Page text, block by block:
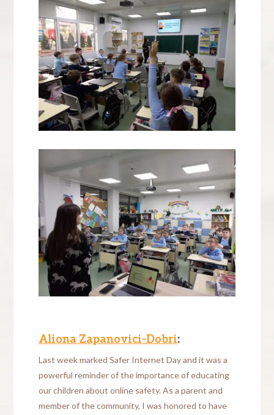
Aliona Zapanovici-Dobri:
Last week marked Safer Internet Day and it was a
powerful reminder of the importance of educating
our children about online safety. As a parent and
member of the community, I was honored to have